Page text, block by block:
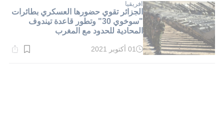
افريقيا
الجزائر تقوي حضورها العسكري بطائرات
"سوخوي 30" وتطور قاعدة تيندوف
المحادية للحدود مع المغرب
وقت
01 أكتوبر 2021